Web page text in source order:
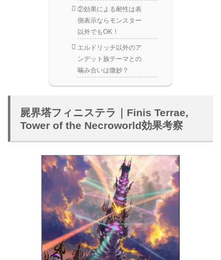
②効果による耐性は表
側表示ならモンスター
以外でもOK！
エルドリッチ以外のア
ンデット族テーマとの
噛み合いは微妙？
屍界塔フィニステラ｜Finis Terrae,
Tower of the Necroworld効果考察